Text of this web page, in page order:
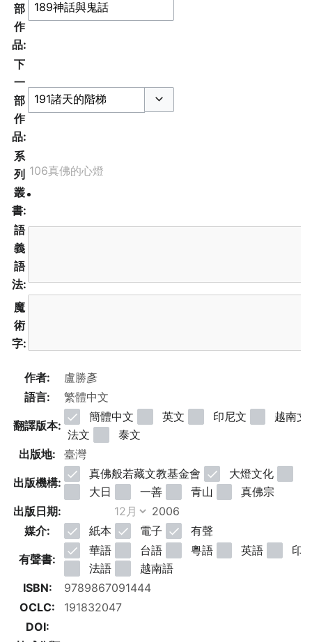
部
作
品:
下
一
部
作
品:
系
列
叢
書:
語
義
語
法:
魔
術
字:
作者:
語言:
翻譯版本:
簡體中文 英文 印尼文
越南文
法文
泰文
出版地:
出版機構:
真佛般若藏文教基金會 大燈文化
大日
一善 青山
真佛宗
出版日期:
媒介:
紙本 電子 有聲
有聲書:
華語 台語 粵語 英語
印
法語
越南語
ISBN:
OCLC:
DOI: